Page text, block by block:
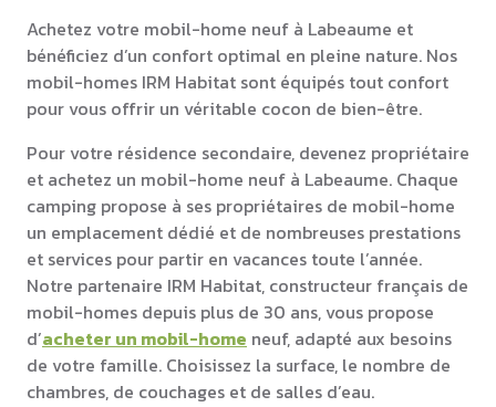
Achetez votre mobil-home neuf à Labeaume et
bénéficiez d’un confort optimal en pleine nature. Nos
mobil-homes IRM Habitat sont équipés tout confort
pour vous offrir un véritable cocon de bien-être.
Pour votre résidence secondaire, devenez propriétaire
et achetez un mobil-home neuf à Labeaume. Chaque
camping propose à ses propriétaires de mobil-home
un emplacement dédié et de nombreuses prestations
et services pour partir en vacances toute l’année.
Notre partenaire IRM Habitat, constructeur français de
mobil-homes depuis plus de 30 ans, vous propose
d’acheter un mobil-home neuf, adapté aux besoins
de votre famille. Choisissez la surface, le nombre de
chambres, de couchages et de salles d’eau.